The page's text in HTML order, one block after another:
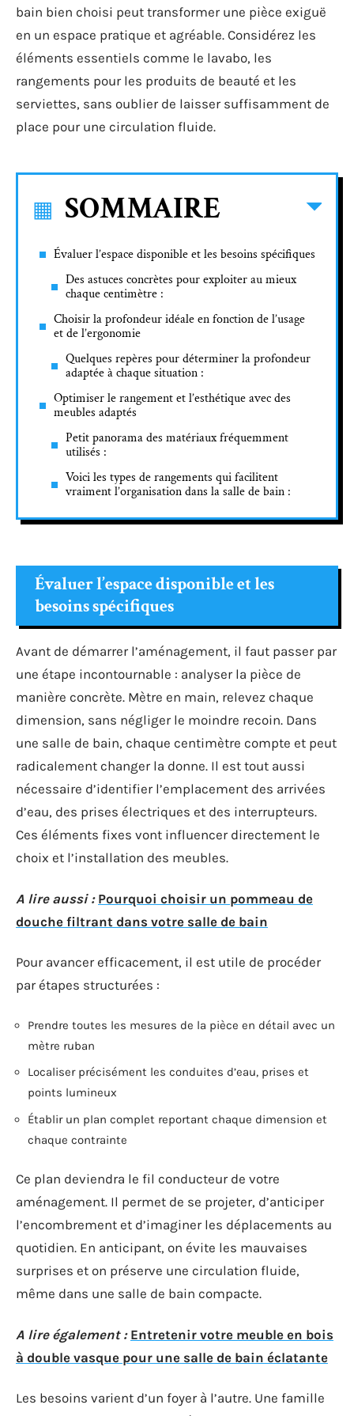
bain bien choisi peut transformer une pièce exiguë
en un espace pratique et agréable. Considérez les
éléments essentiels comme le lavabo, les
rangements pour les produits de beauté et les
serviettes, sans oublier de laisser suffisamment de
place pour une circulation fluide.
SOMMAIRE
Évaluer l’espace disponible et les besoins spécifiques
Des astuces concrètes pour exploiter au mieux
chaque centimètre :
Choisir la profondeur idéale en fonction de l’usage
et de l’ergonomie
Quelques repères pour déterminer la profondeur
adaptée à chaque situation :
Optimiser le rangement et l’esthétique avec des
meubles adaptés
Petit panorama des matériaux fréquemment
utilisés :
Voici les types de rangements qui facilitent
vraiment l’organisation dans la salle de bain :
Évaluer l’espace disponible et les
besoins spécifiques
Avant de démarrer l’aménagement, il faut passer par
une étape incontournable : analyser la pièce de
manière concrète. Mètre en main, relevez chaque
dimension, sans négliger le moindre recoin. Dans
une salle de bain, chaque centimètre compte et peut
radicalement changer la donne. Il est tout aussi
nécessaire d’identifier l’emplacement des arrivées
d’eau, des prises électriques et des interrupteurs.
Ces éléments fixes vont influencer directement le
choix et l’installation des meubles.
A lire aussi : Pourquoi choisir un pommeau de
douche filtrant dans votre salle de bain
Pour avancer efficacement, il est utile de procéder
par étapes structurées :
Prendre toutes les mesures de la pièce en détail avec un
mètre ruban
Localiser précisément les conduites d’eau, prises et
points lumineux
Établir un plan complet reportant chaque dimension et
chaque contrainte
Ce plan deviendra le fil conducteur de votre
aménagement. Il permet de se projeter, d’anticiper
l’encombrement et d’imaginer les déplacements au
quotidien. En anticipant, on évite les mauvaises
surprises et on préserve une circulation fluide,
même dans une salle de bain compacte.
A lire également : Entretenir votre meuble en bois
à double vasque pour une salle de bain éclatante
Les besoins varient d’un foyer à l’autre. Une famille